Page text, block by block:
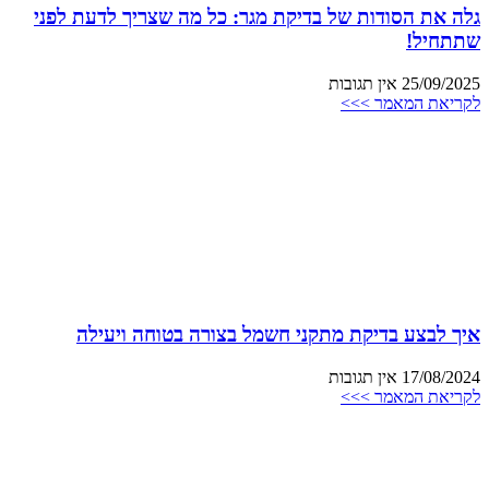
גלה את הסודות של בדיקת מגר: כל מה שצריך לדעת לפני
שתתחיל!
25/09/2025 אין תגובות
לקריאת המאמר >>>
איך לבצע בדיקת מתקני חשמל בצורה בטוחה ויעילה
17/08/2024 אין תגובות
לקריאת המאמר >>>